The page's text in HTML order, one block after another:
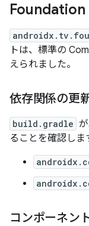
Foundation
トは、標準の
えられました。
依存関係の更
build.gradle
ることを確認しま
コンポーネン